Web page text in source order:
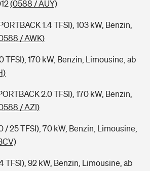
(0588 / AUY)
1.4 TFSI), 103 kW, Benzin,
/ AWK)
TFSI), 170 kW, Benzin, Limousine, ab
2.0 TFSI), 170 kW, Benzin,
/ AZI)
/ 25 TFSI), 70 kW, Benzin, Limousine,
TFSI), 92 kW, Benzin, Limousine, ab